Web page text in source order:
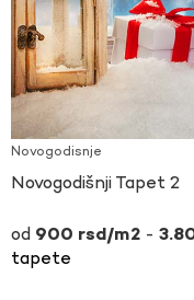
Novogodisnje
Novogodišnji Tapet 2
900 rsd -
tapete